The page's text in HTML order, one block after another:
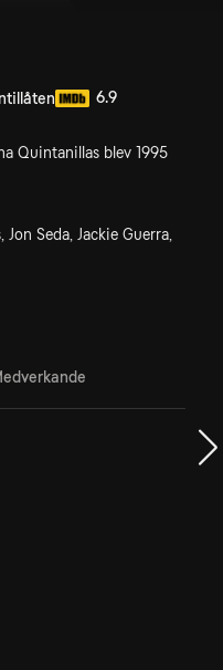
6.9
Quintanillas blev 1995
Seda, Jackie Guerra,